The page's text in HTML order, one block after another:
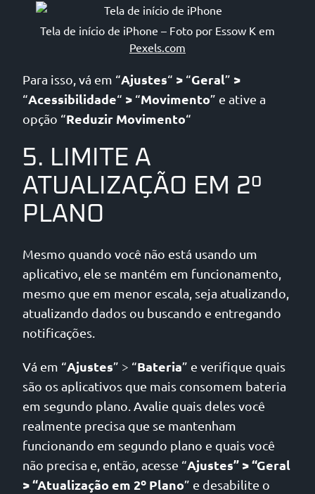
Tela de início de iPhone – Foto por Essow K em
Pexels.com
Para isso, vá em “Ajustes“ > “Geral” >
“Acessibilidade“ > “Movimento” e ative a
opção “Reduzir Movimento“
5. LIMITE A
ATUALIZAÇÃO EM 2º
PLANO
Mesmo quando você não está usando um
aplicativo, ele se mantém em funcionamento,
mesmo que em menor escala, seja atualizando,
atualizando dados ou buscando e entregando
notificações.
Vá em “Ajustes” > “Bateria” e verifique quais
são os aplicativos que mais consomem bateria
em segundo plano. Avalie quais deles você
realmente precisa que se mantenham
funcionando em segundo plano e quais você
não precisa e, então, acesse “Ajustes” > “Geral
> “Atualização em 2º Plano” e desabilite o